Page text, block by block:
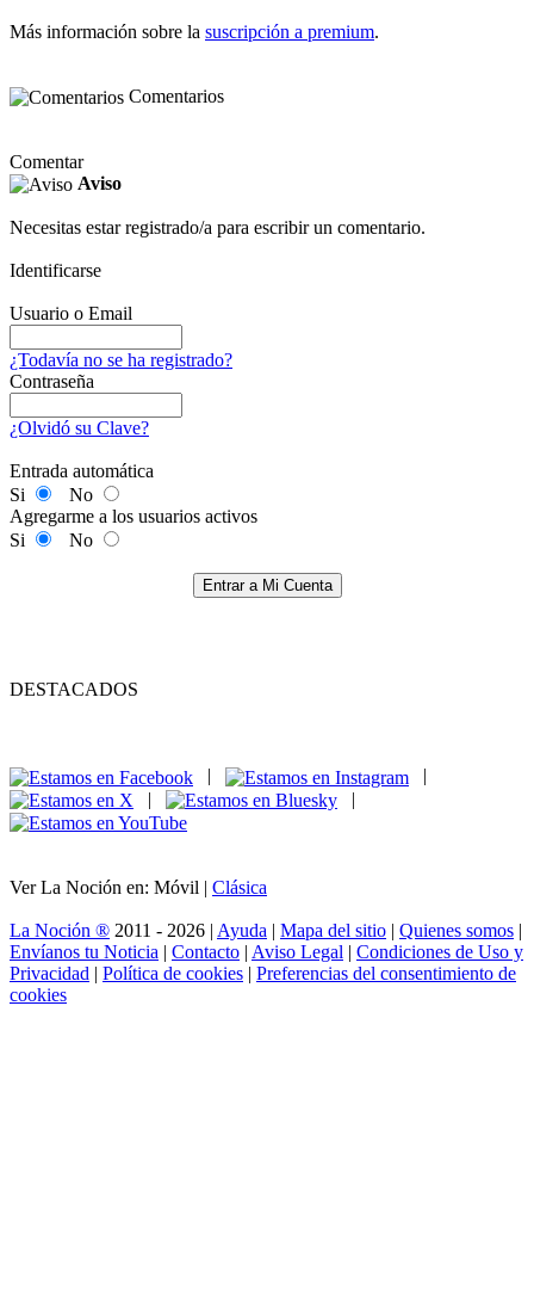
Más información sobre la suscripción a premium.
Comentarios
Comentar
Aviso
Necesitas estar registrado/a para escribir un comentario.
Identificarse
Usuario o Email
¿Todavía no se ha registrado?
Contraseña
¿Olvidó su Clave?
Entrada automática
Si
No
Agregarme a los usuarios activos
Si
No
Entrar a Mi Cuenta
DESTACADOS
|
|
Ver La Noción en: Móvil | Clásica
La Noción ® 2011 - 2026 | Ayuda | Mapa del sitio | Quienes somos |
Envíanos tu Noticia | Contacto | Aviso Legal | Condiciones de Uso y
Privacidad | Política de cookies | Preferencias del consentimiento de
cookies